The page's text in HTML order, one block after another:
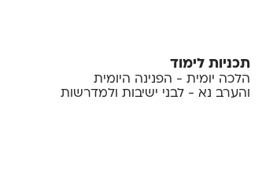
תכניות לימוד
הלכה יומית - הפנינה היומית
והערב נא - לבני ישיבות ולמדרשות